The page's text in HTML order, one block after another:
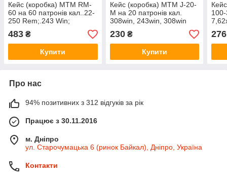
Кейс (коробка) МТМ RM-
60 на 60 патронів кал..22-
250 Rem;.243 Win;
7,62x39 и .308 Win. Колір
червоний.
483 ₴
Купити
Кейс (коробка) МТМ J-20-
M на 20 патронів кал.
308win, 243win, 308win
(7.62/51)
230₴
Купити
-
276
Про нас
94% позитивних з 312 відгуків за рік
Працює з 30.11.2016
м. Дніпро
ул. Старочумацька 6 (ринок Байкал), Дніпро, Україна
Контакти